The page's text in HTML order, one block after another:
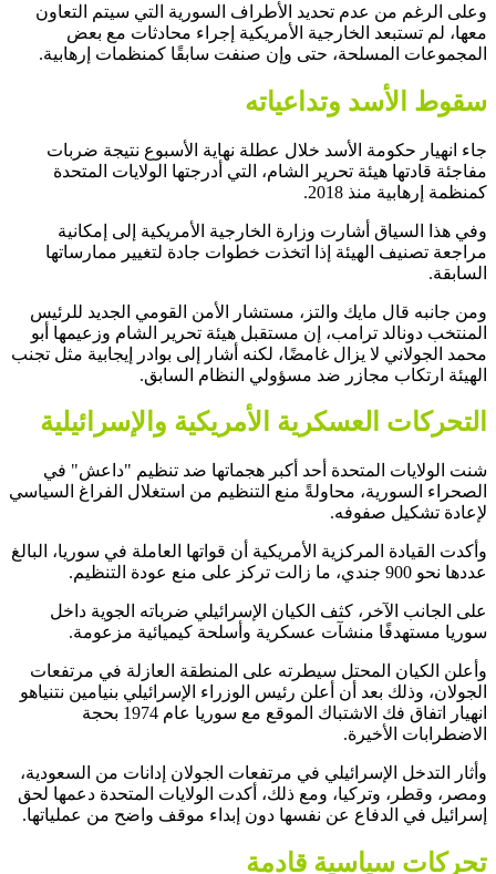
وعلى الرغم من عدم تحديد الأطراف السورية التي سيتم التعاون
معها، لم تستبعد الخارجية الأمريكية إجراء محادثات مع بعض
المجموعات المسلحة، حتى وإن صنفت سابقًا كمنظمات إرهابية.
سقوط الأسد وتداعياته
جاء انهيار حكومة الأسد خلال عطلة نهاية الأسبوع نتيجة ضربات
مفاجئة قادتها هيئة تحرير الشام، التي أدرجتها الولايات المتحدة
كمنظمة إرهابية منذ 2018.
وفي هذا السياق أشارت وزارة الخارجية الأمريكية إلى إمكانية
مراجعة تصنيف الهيئة إذا اتخذت خطوات جادة لتغيير ممارساتها
السابقة.
ومن جانبه قال مايك والتز، مستشار الأمن القومي الجديد للرئيس
المنتخب دونالد ترامب، إن مستقبل هيئة تحرير الشام وزعيمها أبو
محمد الجولاني لا يزال غامضًا، لكنه أشار إلى بوادر إيجابية مثل تجنب
الهيئة ارتكاب مجازر ضد مسؤولي النظام السابق.
التحركات العسكرية الأمريكية والإسرائيلية
شنت الولايات المتحدة أحد أكبر هجماتها ضد تنظيم "داعش" في
الصحراء السورية، محاولةً منع التنظيم من استغلال الفراغ السياسي
لإعادة تشكيل صفوفه.
وأكدت القيادة المركزية الأمريكية أن قواتها العاملة في سوريا، البالغ
عددها نحو 900 جندي، ما زالت تركز على منع عودة التنظيم.
على الجانب الآخر، كثف الكيان الإسرائيلي ضرباته الجوية داخل
سوريا مستهدفًا منشآت عسكرية وأسلحة كيميائية مزعومة.
وأعلن الكيان المحتل سيطرته على المنطقة العازلة في مرتفعات
الجولان، وذلك بعد أن أعلن رئيس الوزراء الإسرائيلي بنيامين نتنياهو
انهيار اتفاق فك الاشتباك الموقع مع سوريا عام 1974 بحجة
الاضطرابات الأخيرة.
وأثار التدخل الإسرائيلي في مرتفعات الجولان إدانات من السعودية،
ومصر، وقطر، وتركيا، ومع ذلك، أكدت الولايات المتحدة دعمها لحق
إسرائيل في الدفاع عن نفسها دون إبداء موقف واضح من عملياتها.
تحركات سياسية قادمة